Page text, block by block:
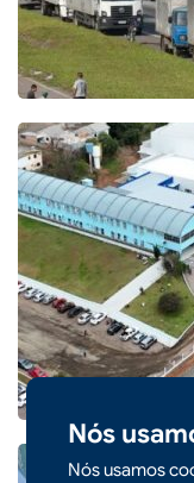
Nós
Nós usamos